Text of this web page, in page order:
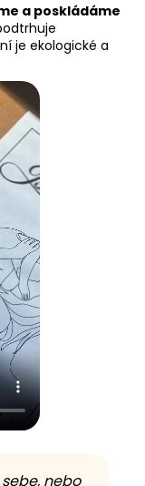
a poskládáme
je ekologické a
nebo